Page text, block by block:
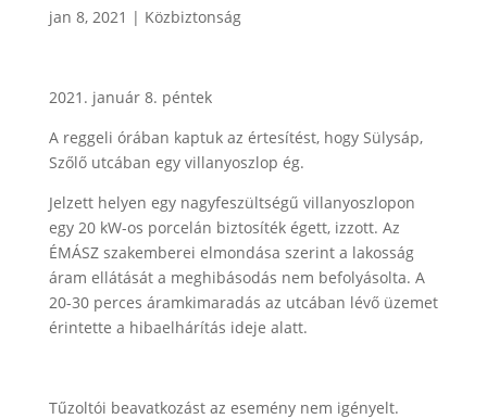
jan 8, 2021 | Közbiztonság
2021. január 8. péntek
A reggeli órában kaptuk az értesítést, hogy Sülysáp,
Szőlő utcában egy villanyoszlop ég.
Jelzett helyen egy nagyfeszültségű villanyoszlopon
egy 20 kW-os porcelán biztosíték égett, izzott. Az
ÉMÁSZ szakemberei elmondása szerint a lakosság
áram ellátását a meghibásodás nem befolyásolta. A
20-30 perces áramkimaradás az utcában lévő üzemet
érintette a hibaelhárítás ideje alatt.
Tűzoltói beavatkozást az esemény nem igényelt.